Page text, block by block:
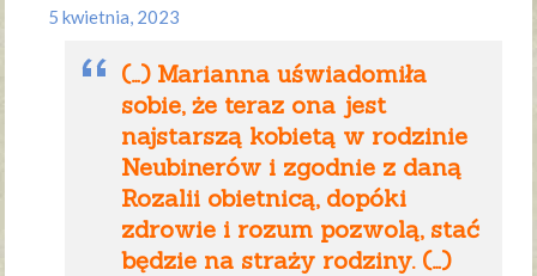
5 kwietnia, 2023
(…) Marianna uświadomiła
sobie, że teraz ona jest
najstarszą kobietą w rodzinie
Neubinerów i zgodnie z daną
Rozalii obietnicą, dopóki
zdrowie i rozum pozwolą, stać
będzie na straży rodziny. (…)